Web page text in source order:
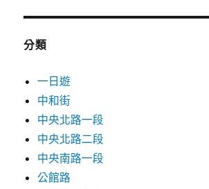
鍵
分類
一日遊
中和街
中央北路一段
中央北路二段
中央南路一段
公館路